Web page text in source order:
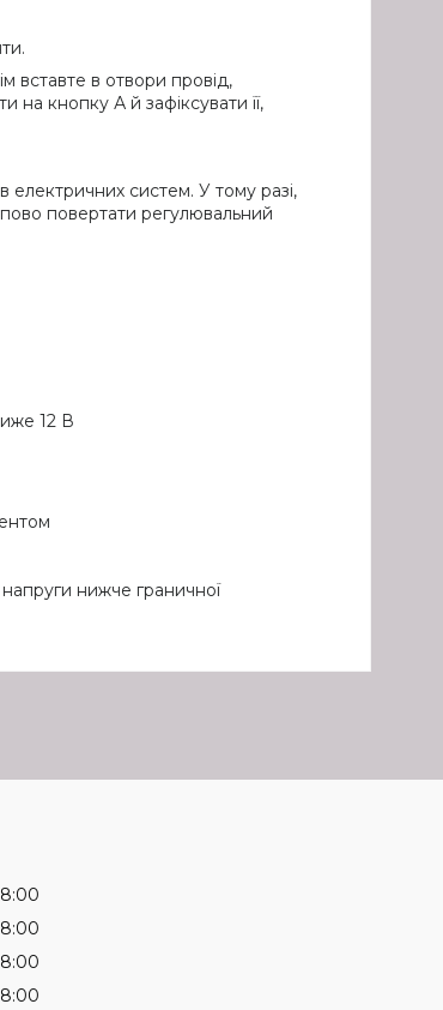
вставте в отвори провід,
на кнопку А й зафіксувати її,
електричних систем. У тому разі,
повертати регулювальний
12 В
нижче граничної